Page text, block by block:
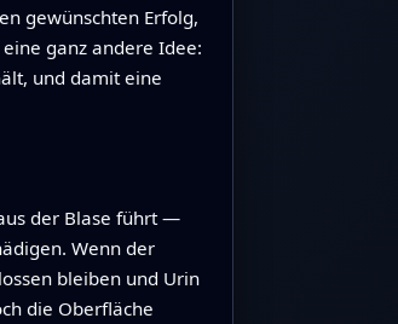
gewünschten Erfolg,
ganz andere Idee:
und damit eine
der Blase führt —
Wenn der
bleiben und Urin
die Oberfläche